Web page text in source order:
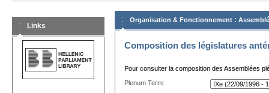
Links
Organisation & Fonctionnement :
Composition des législatures
Pour consulter la composition des Assemblées
Plenum Term: